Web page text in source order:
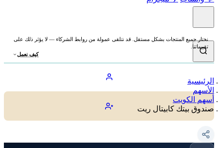
جميع المنتجات بشكل مستقل. قد نتلقى عمولة من روابط الشركاء — لا يؤثر ذلك على
كيف نعمل
الكويت
بيتك كابيتال ريت